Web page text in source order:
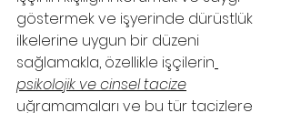
göstermek ve işyerinde dürüstlük
ilkelerine uygun bir düzeni
sağlamakla, özellikle işçilerin
psikolojik ve cinsel tacize
uğramamaları ve bu tür tacizlere